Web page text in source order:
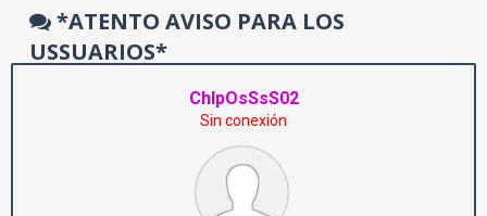
*ATENTO AVISO PARA LOS
USSUARIOS*
ChIpOsSsS02
Sin conexión